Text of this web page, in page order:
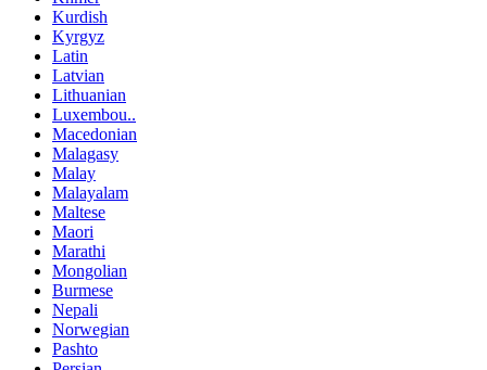
Kurdish
Kyrgyz
Latin
Latvian
Lithuanian
Luxembou..
Macedonian
Malagasy
Malay
Malayalam
Maltese
Maori
Marathi
Mongolian
Burmese
Nepali
Norwegian
Pashto